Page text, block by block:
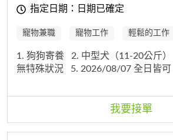
指定日期：日期已確定
寵物兼職 寵物工作 輕鬆的工作
1. 狗狗寄養 2. 中型犬（11-20公斤）
無特殊狀況
5. 2026/08/07 全日皆可
我要接單